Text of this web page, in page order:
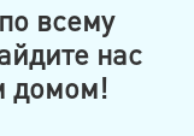
всему
нас
домом!